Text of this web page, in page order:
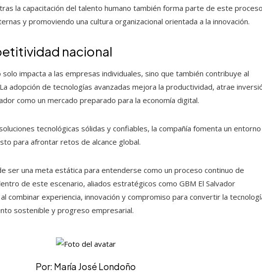
la capacitación del talento humano también forma parte de este
y promoviendo una cultura organizacional orientada a la innovación.
nacional
solo impacta a las empresas individuales, sino que también contribuye al
adopción de tecnologías avanzadas mejora la productividad, atrae
como un mercado preparado para la economía digital.
tecnológicas sólidas y confiables, la compañía fomenta un entorno
para afrontar retos de alcance global.
ser una meta estática para entenderse como un proceso continuo de
de este escenario, aliados estratégicos como GBM El Salvador
combinar experiencia, innovación y compromiso para convertir la
sostenible y progreso empresarial.
Por: María José Londoño